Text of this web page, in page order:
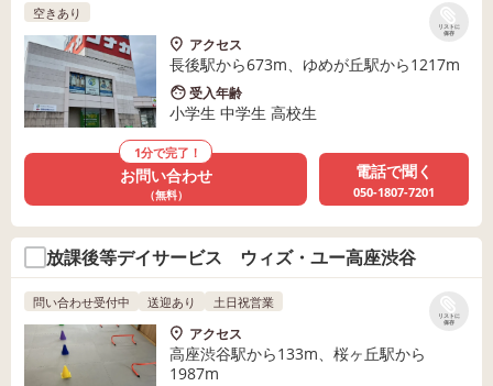
リストに
保存
空きあり
アクセス
長後駅から673m、ゆめが丘駅から1217m
受入年齢
小学生 中学生 高校生
1分で完了！
お問い合わせ
（無料）
電話で聞く
050-1807-7201
放課後等デイサービス ウィズ・ユー高座渋谷
リストに
保存
問い合わせ受付中 送迎あり 土日祝営業
アクセス
高座渋谷駅から133m、桜ヶ丘駅から
1987m